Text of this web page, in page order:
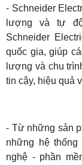
- Schneider
lượng và tự
Schneider
quốc gia, giúp
lượng và chu
tin cậy, hiệu quả
- Từ những sản
những hệ
nghệ - phần